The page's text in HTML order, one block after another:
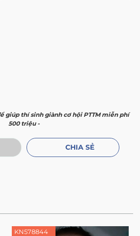
giúp thí sinh giành cơ hội PTTM miễn phí
500 triệu -
CHIA SẺ
KN578844